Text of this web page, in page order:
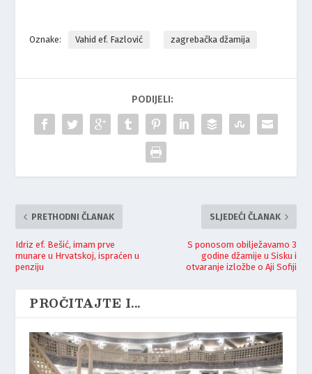
Oznake: Vahid ef. Fazlović zagrebačka džamija
PODIJELI:
PRETHODNI ČLANAK
Idriz ef. Bešić, imam prve
munare u Hrvatskoj, ispraćen u
penziju
SLJEDEĆI ČLANAK
S ponosom obilježavamo 3
godine džamije u Sisku i
otvaranje izložbe o Aji Sofiji
PROČITAJTE I...